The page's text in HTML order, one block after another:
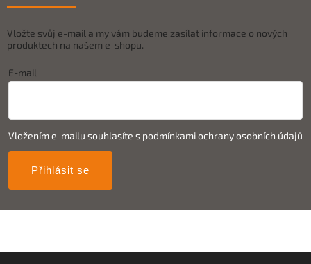
Vložte svůj e-mail a my vám budeme zasílat informace o nových
produktech na našem e-shopu.
E-mail
Vložením e-mailu souhlasíte s podmínkami ochrany osobních údajů
Přihlásit se